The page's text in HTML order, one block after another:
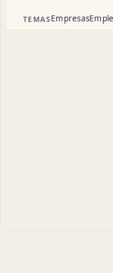
TEMASEmpresas